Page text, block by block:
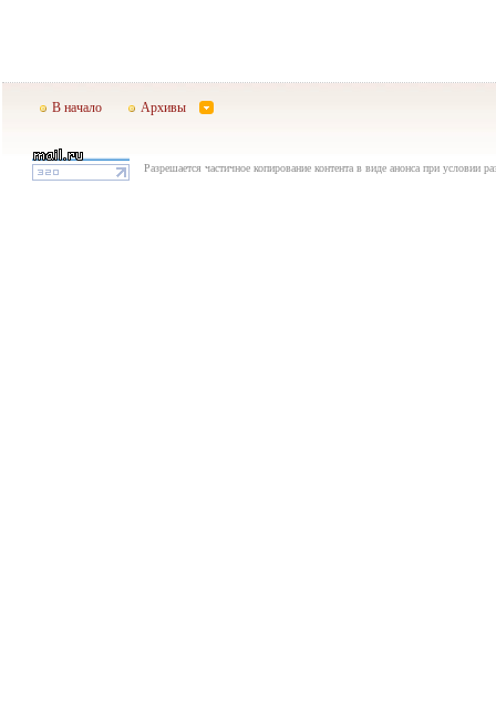
В начало Архивы
Разрешается частичное копирование контента в виде анонса при условии